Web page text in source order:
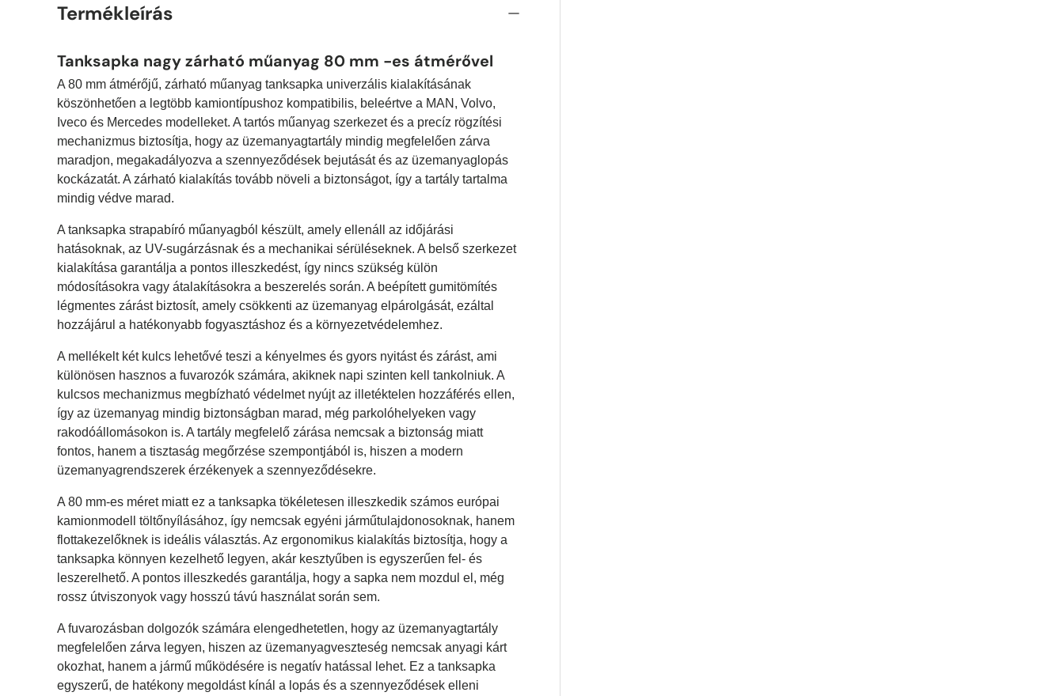
Termékleírás
Tanksapka nagy zárható műanyag 80 mm -es átmérővel
A 80 mm átmérőjű, zárható műanyag tanksapka univerzális kialakításának
köszönhetően a legtöbb kamiontípushoz kompatibilis, beleértve a MAN, Volvo,
Iveco és Mercedes modelleket. A tartós műanyag szerkezet és a precíz rögzítési
mechanizmus biztosítja, hogy az üzemanyagtartály mindig megfelelően zárva
maradjon, megakadályozva a szennyeződések bejutását és az üzemanyaglopás
kockázatát. A zárható kialakítás tovább növeli a biztonságot, így a tartály tartalma
mindig védve marad.
A tanksapka strapabíró műanyagból készült, amely ellenáll az időjárási
hatásoknak, az UV-sugárzásnak és a mechanikai sérüléseknek. A belső szerkezet
kialakítása garantálja a pontos illeszkedést, így nincs szükség külön
módosításokra vagy átalakításokra a beszerelés során. A beépített gumitömítés
légmentes zárást biztosít, amely csökkenti az üzemanyag elpárolgását, ezáltal
hozzájárul a hatékonyabb fogyasztáshoz és a környezetvédelemhez.
A mellékelt két kulcs lehetővé teszi a kényelmes és gyors nyitást és zárást, ami
különösen hasznos a fuvarozók számára, akiknek napi szinten kell tankolniuk. A
kulcsos mechanizmus megbízható védelmet nyújt az illetéktelen hozzáférés ellen,
így az üzemanyag mindig biztonságban marad, még parkolóhelyeken vagy
rakodóállomásokon is. A tartály megfelelő zárása nemcsak a biztonság miatt
fontos, hanem a tisztaság megőrzése szempontjából is, hiszen a modern
üzemanyagrendszerek érzékenyek a szennyeződésekre.
A 80 mm-es méret miatt ez a tanksapka tökéletesen illeszkedik számos európai
kamionmodell töltőnyílásához, így nemcsak egyéni járműtulajdonosoknak, hanem
flottakezelőknek is ideális választás. Az ergonomikus kialakítás biztosítja, hogy a
tanksapka könnyen kezelhető legyen, akár kesztyűben is egyszerűen fel- és
leszerelhető. A pontos illeszkedés garantálja, hogy a sapka nem mozdul el, még
rossz útviszonyok vagy hosszú távú használat során sem.
A fuvarozásban dolgozók számára elengedhetetlen, hogy az üzemanyagtartály
megfelelően zárva legyen, hiszen az üzemanyagveszteség nemcsak anyagi kárt
okozhat, hanem a jármű működésére is negatív hatással lehet. Ez a tanksapka
egyszerű, de hatékony megoldást kínál a lopás és a szennyeződések elleni